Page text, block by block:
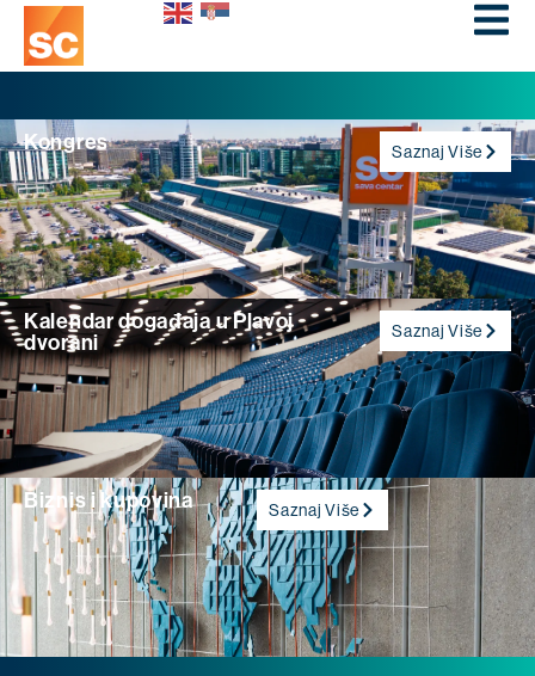
Kongres Saznaj Više
Kalendar događaja u Plavoj
dvorani
Saznaj Više
Biznis i kupovina Saznaj Više